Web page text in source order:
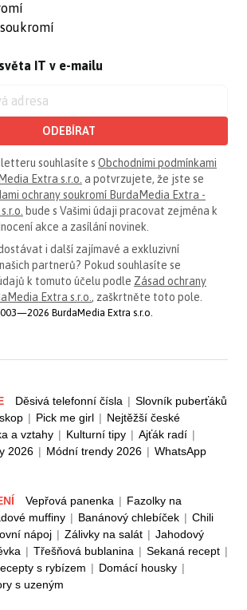
IT v e-mailu
ODEBÍRAT
souhlasíte s Obchodními podmínkami
Extra s.r.o. a potvrzujete, že jste se
ochrany soukromí BurdaMedia Extra -
bude s Vašimi údaji pracovat zejména k
akce a zasílání novinek.
i další zajímavé a exkluzivní
partnerů? Pokud souhlasíte se
k tomuto účelu podle Zásad ochrany
Extra s.r.o., zaškrtněte toto pole.
BurdaMedia Extra s.r.o.
Děsivá telefonní čísla | Slovník puberťáků
| Pick me girl | Nejtěžší české
a vztahy | Kulturní tipy | Ajťák radí |
2026 | Módní trendy 2026 | WhatsApp
Vepřová panenka | Fazolky na
muffiny | Banánový chlebíček | Chili
nápoj | Zálivky na salát | Jahodový
| Třešňová bublanina | Sekaná recept |
s rybízem | Domácí housky |
s uzeným